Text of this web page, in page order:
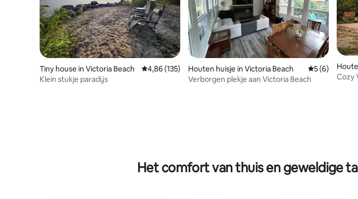
Tiny house in Victoria Beach Gemiddelde beoordeling van 4,86 op 5, 135 recensies
4,86 (135)
Klein stukje paradijs
Houten huisje in Victoria Beach Gemiddelde
5 (6)
Verborgen plekje aan Victoria Beach
Cozy
Het comfort van thuis en geweldige